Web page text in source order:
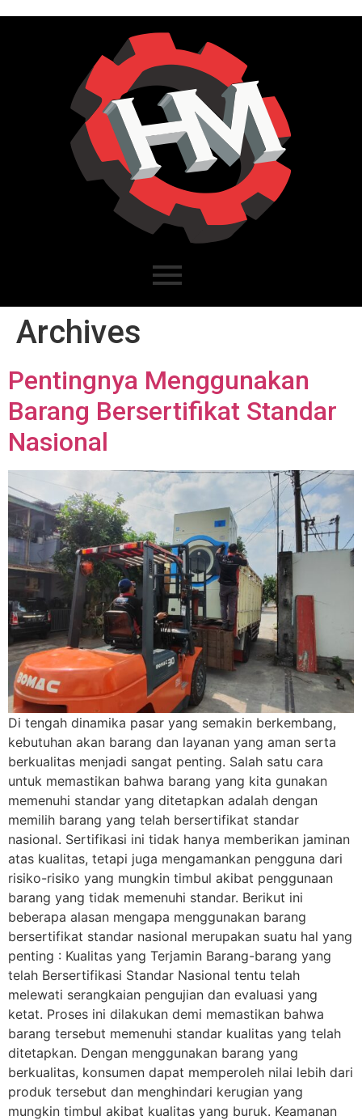
Archives
Pentingnya Menggunakan
Barang Bersertifikat Standar
Nasional
Di tengah dinamika pasar yang semakin berkembang,
kebutuhan akan barang dan layanan yang aman serta
berkualitas menjadi sangat penting. Salah satu cara
untuk memastikan bahwa barang yang kita gunakan
memenuhi standar yang ditetapkan adalah dengan
memilih barang yang telah bersertifikat standar
nasional. Sertifikasi ini tidak hanya memberikan jaminan
atas kualitas, tetapi juga mengamankan pengguna dari
risiko-risiko yang mungkin timbul akibat penggunaan
barang yang tidak memenuhi standar. Berikut ini
beberapa alasan mengapa menggunakan barang
bersertifikat standar nasional merupakan suatu hal yang
penting : Kualitas yang Terjamin Barang-barang yang
telah Bersertifikasi Standar Nasional tentu telah
melewati serangkaian pengujian dan evaluasi yang
ketat. Proses ini dilakukan demi memastikan bahwa
barang tersebut memenuhi standar kualitas yang telah
ditetapkan. Dengan menggunakan barang yang
berkualitas, konsumen dapat memperoleh nilai lebih dari
produk tersebut dan menghindari kerugian yang
mungkin timbul akibat kualitas yang buruk. Keamanan